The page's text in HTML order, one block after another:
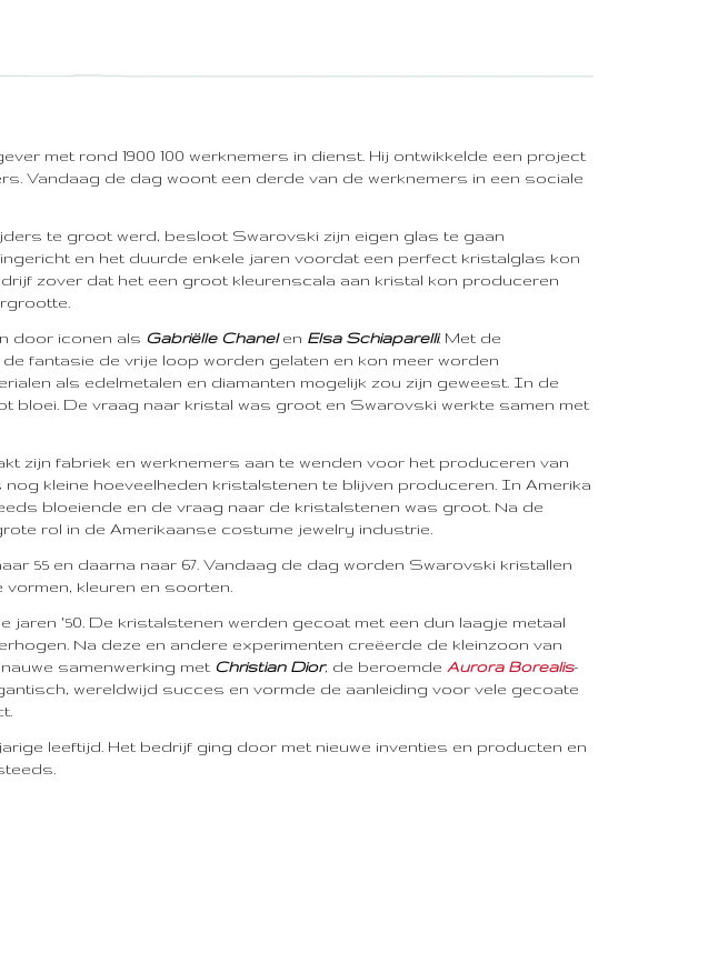
met rond 1900 100 werknemers in dienst. Hij ontwikkelde een project
Vandaag de dag woont een derde van de werknemers in een sociale
te groot werd, besloot Swarovski zijn eigen glas te gaan
en het duurde enkele jaren voordat een perfect kristalglas kon
zover dat het een groot kleurenscala aan kristal kon produceren
door iconen als Gabriëlle Chanelen Elsa Schiaparelli. Met de
fantasie de vrije loop worden gelaten en kon meer worden
als edelmetalen en diamanten mogelijk zou zijn geweest. In de
bloei. De vraag naar kristal was groot en Swarovski werkte samen met
zijn fabriek en werknemers aan te wenden voor het produceren van
kleine hoeveelheden kristalstenen te blijven produceren. In Amerika
bloeiende en de vraag naar de kristalstenen was groot. Na de
rol in de Amerikaanse costume jewelry industrie.
55 en daarna naar 67. Vandaag de dag worden Swarovski kristallen
kleuren en soorten.
jaren '50. De kristalstenen werden gecoat met een dun laagje metaal
Na deze en andere experimenten creëerde de kleinzoon van
samenwerking met Christian Dior, de beroemde Aurora Borealis-
wereldwijd succes en vormde de aanleiding voor vele gecoate
leeftijd. Het bedrijf ging door met nieuwe inventies en producten en